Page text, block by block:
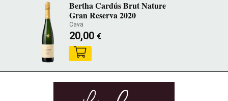
Bertha Cardús Brut Nature
Gran Reserva 2020
Cava
20,00 €